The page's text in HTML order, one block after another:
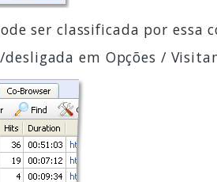
ser classificada por essa
em Opções /